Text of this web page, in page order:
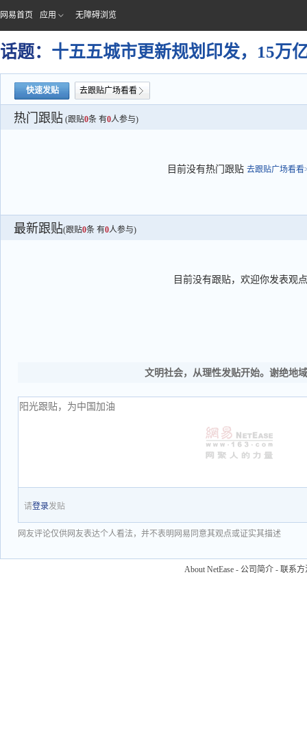
网易首页 应用 无障碍浏览
话题： 十五五城市更新规划印发，15万
快速发贴 去跟贴广场看看
热门跟贴 (跟贴0条 有0人参与)
目前没有热门跟贴 去跟贴广场看看
最新跟贴(跟贴0条 有0人参与)
目前没有跟贴，欢迎你发表观点
文明社会，从理性发贴开始。谢绝地
请登录发贴
网友评论仅供网友表达个人看法，并不表明网易同意其观点或证实其描述
About NetEase - 公司简介 - 联系方